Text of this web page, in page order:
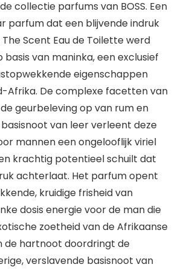
collectie parfums van BOSS. Een
parfum dat een blijvende indruk
Scent Eau de Toilette werd
van maninka, een exclusief
eigenschappen
Afrika. De complexe facetten van
geurbeleving op van rum en
van leer verleent deze
mannen een ongelooflijk viriel
krachtig potentieel schuilt dat
achterlaat. Het parfum opent
kruidige frisheid van
dosis energie voor de man die
zoetheid van de Afrikaanse
de hartnoot doordringt de
verslavende basisnoot van